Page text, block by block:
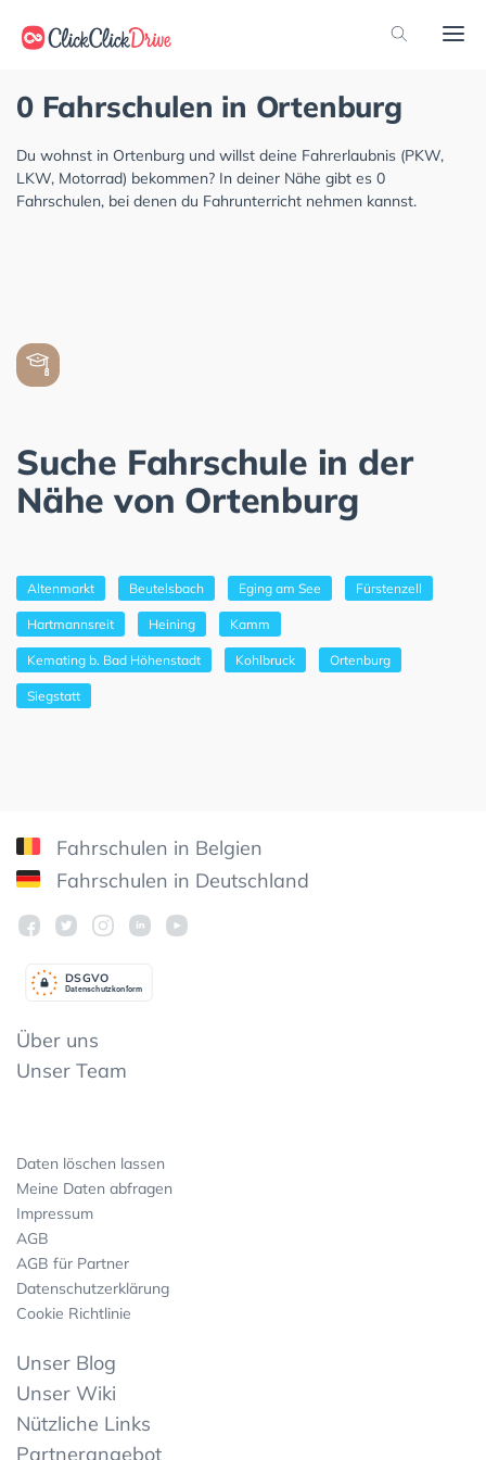
0 Fahrschulen in Ortenburg
Du wohnst in Ortenburg und willst deine Fahrerlaubnis (PKW,
LKW, Motorrad) bekommen? In deiner Nähe gibt es 0
Fahrschulen, bei denen du Fahrunterricht nehmen kannst.
Suche Fahrschule in der
Nähe von Ortenburg
Altenmarkt Beutelsbach Eging am See Fürstenzell
Hartmannsreit Heining Kamm
Kemating b. Bad Höhenstadt Kohlbruck Ortenburg
Siegstatt
Fahrschulen in Belgien
Fahrschulen in Deutschland
Datenschutzkonform
DSGVO
Über uns
Unser Team
Daten löschen lassen
Meine Daten abfragen
Impressum
AGB
AGB für Partner
Datenschutzerklärung
Cookie Richtlinie
Unser Blog
Unser Wiki
Nützliche Links
Partnerangebot